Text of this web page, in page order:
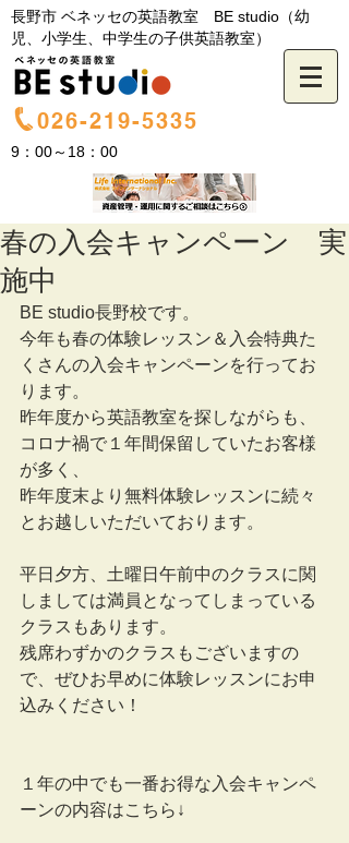
長野市 ベネッセの英語教室 BE studio（幼
児、小学生、中学生の子供英語教室）
026-219-5335
9：00～18：00
春の入会キャンペーン 実
施中
BE studio長野校です。
今年も春の体験レッスン＆入会特典た
くさんの入会キャンペーンを行ってお
ります。
昨年度から英語教室を探しながらも、
コロナ禍で１年間保留していたお客様
が多く、
昨年度末より無料体験レッスンに続々
とお越しいただいております。
平日夕方、土曜日午前中のクラスに関
しましては満員となってしまっている
クラスもあります。
残席わずかのクラスもございますの
で、ぜひお早めに体験レッスンにお申
込みください！
１年の中でも一番お得な入会キャンペ
ーンの内容はこちら↓